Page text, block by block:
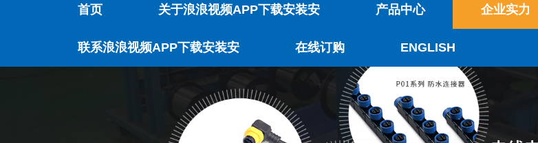
首页 关于浪浪视频APP下载安装安 产品中心 企业实力
联系浪浪视频APP下载安装安 在线订购 ENGLISH